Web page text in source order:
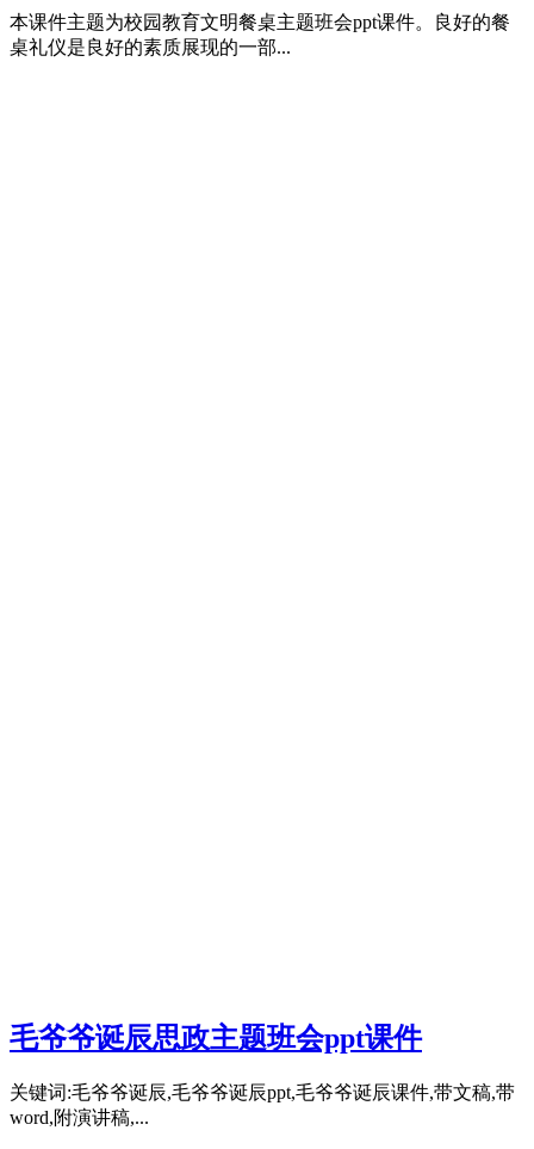
本课件主题为校园教育文明餐桌主题班会ppt课件。良好的餐
桌礼仪是良好的素质展现的一部...
毛爷爷诞辰思政主题班会ppt课件
关键词:毛爷爷诞辰,毛爷爷诞辰ppt,毛爷爷诞辰课件,带文稿,带
word,附演讲稿,...